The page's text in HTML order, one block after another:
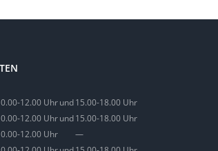
12.00 Uhrund15.00-18.00 Uhr
12.00 Uhrund15.00-18.00 Uhr
12.00 Uhr
—